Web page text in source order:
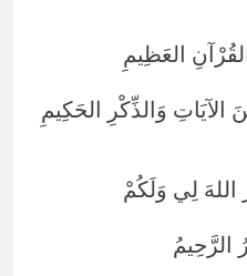
العَظِيمِ
الآيَاتِ وَالذِّكْرِ الحَكِيمِ
لِي وَلَكُمْ
الرَّحِيمُ